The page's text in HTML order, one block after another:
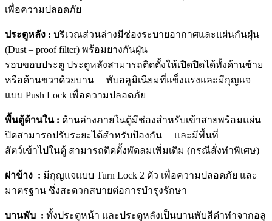
เพื่อความปลอดภัย
ประตูหลัง : บริเวณส่วนล่างมีช่องระบายอากาศและแผ่นกันฝุ่น
(Dust – proof filter) พร้อมยางกันฝุ่น
รอบขอบประตู ประตูหลังสามารถติดตั้งให้เปิดปิดได้ทั้งด้านซ้าย
หรือด้านขวาด้วยบาน พับอลูมิเนียมที่แข็งแรงและมีกุญแจ
แบบ Push Lock เพื่อความปลอดภัย
พื้นตู้ด้านใน : ด้านล่างภายในตู้มีช่องสำหรับเข้าสายพร้อมแผ่น
ปิดสามารถปรับระยะได้สำหรับป้องกัน และมีพื้นที่
สัตว์เข้าไปในตู้ สามารถติดตั้งพัดลมเพิ่มเติม (กรณีสั่งทำพิเศษ)
ฝาข้าง : มีกุญแจแบบ Turn Lock 2 ตัว เพื่อความปลอดภัย และ
มาตรฐาน ซึ่งสะดวกสบายต่อการบำรุงรักษา
บานพับ : ทั้งประตูหน้า และประตูหลังเป็นบานพับสีดำทำจากอลู